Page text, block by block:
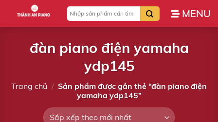
nội
Tìm
kiếm:
đàn piano điện yamaha
ydp145
Trang chủ / Sản phẩm được gắn thẻ “đàn piano điện
yamaha ydp145”